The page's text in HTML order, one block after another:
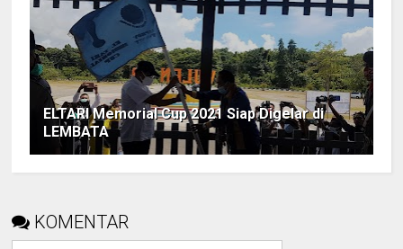
ELTARI Memorial Cup 2021 Siap Digelar di
LEMBATA
KOMENTAR